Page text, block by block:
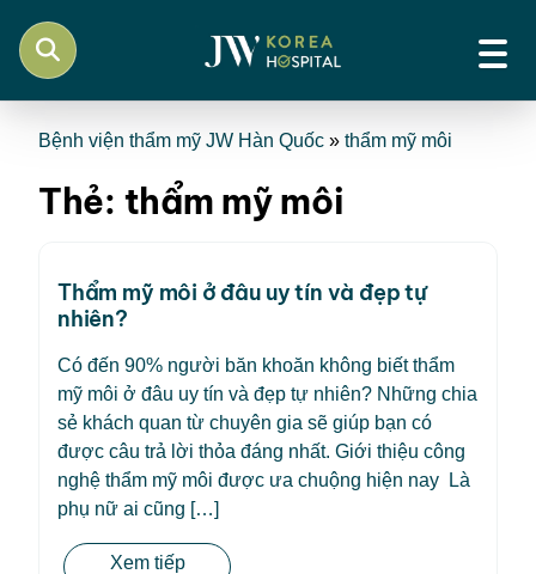
Bệnh viện thẩm mỹ JW Hàn Quốc » thẩm mỹ môi
Thẻ: thẩm mỹ môi
Thẩm mỹ môi ở đâu uy tín và đẹp tự
nhiên?
Có đến 90% người băn khoăn không biết thẩm
mỹ môi ở đâu uy tín và đẹp tự nhiên? Những chia
sẻ khách quan từ chuyên gia sẽ giúp bạn có
được câu trả lời thỏa đáng nhất. Giới thiệu công
nghệ thẩm mỹ môi được ưa chuộng hiện nay Là
phụ nữ ai cũng […]
Xem tiếp